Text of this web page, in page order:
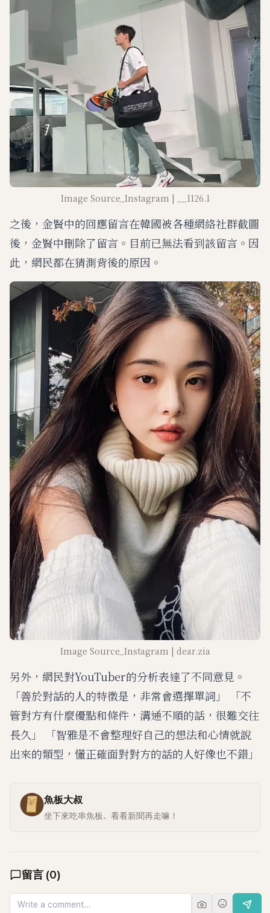
Image Source_Instagram | __1126.1
之後，金賢中的回應留言在韓國被各種網絡社群截圖
後，金賢中刪除了留言。目前已無法看到該留言。因
此，網民都在猜測背後的原因。
Image Source_Instagram | dear.zia
另外，網民對YouTuber的分析表達了不同意見。
「善於對話的人的特徵是，非常會選擇單詞」 「不
管對方有什麼優點和條件，溝通不順的話，很難交往
長久」 「智雅是不會整理好自己的想法和心情就說
出來的類型，懂正確面對對方的話的人好像也不錯」
魚板大叔
坐下來吃串魚板、看看新聞再走嘛！
留言 (0)